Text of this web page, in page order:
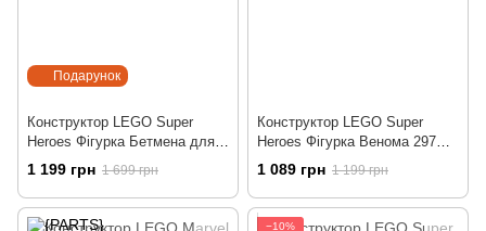
Подарунок
Конструктор LEGO Super
Heroes Фігурка Бетмена для
складання 275 деталей
1 199 грн 1 699 грн
Конструктор LEGO Super
Heroes Фігурка Венома 297
деталей (76230)
1 089 грн 1 199 грн
−10%